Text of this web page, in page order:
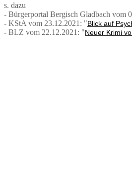
s. dazu
- Bürgerportal Bergisch Gladbach vom
- KStA vom 23.12.2021: "Blick auf
- BLZ vom 22.12.2021: "Neuer Krimi